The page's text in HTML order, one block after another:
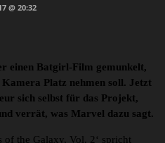
@ 20:32
einen Batgirl-Film gemunkelt,
Platz nehmen soll. Jetzt
sich selbst für das Projekt,
verrät, was Marvel dazu sagt.
of the Galaxy, Vol. 2‘ spricht